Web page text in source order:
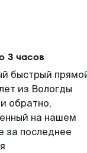
3 часов
быстрый
из Вологды
обратно,
на нашем
за последнее